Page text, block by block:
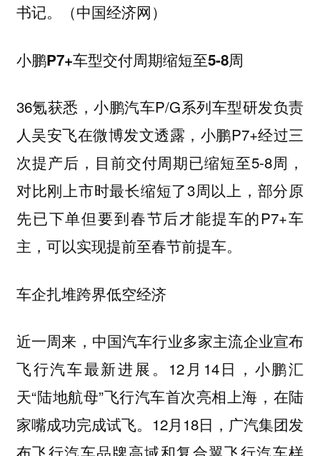
书记。（中国经济网）
小鹏P7+车型交付周期缩短至5-8周
36氪获悉，小鹏汽车P/G系列车型研发负责
人吴安飞在微博发文透露，小鹏P7+经过三
次提产后，目前交付周期已缩短至5-8周，
对比刚上市时最长缩短了3周以上，部分原
先已下单但要到春节后才能提车的P7+车
主，可以实现提前至春节前提车。
车企扎堆跨界低空经济
近一周来，中国汽车行业多家主流企业宣布
飞行汽车最新进展。12月14日，小鹏汇
天“陆地航母”飞行汽车首次亮相上海，在陆
家嘴成功完成试飞。12月18日，广汽集团发